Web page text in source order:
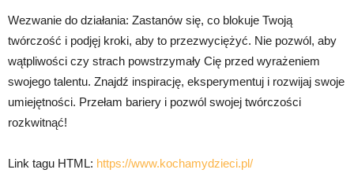
Wezwanie do działania: Zastanów się, co blokuje Twoją
twórczość i podjęj kroki, aby to przezwyciężyć. Nie pozwól, aby
wątpliwości czy strach powstrzymały Cię przed wyrażeniem
swojego talentu. Znajdź inspirację, eksperymentuj i rozwijaj swoje
umiejętności. Przełam bariery i pozwól swojej twórczości
rozkwitnąć!
Link tagu HTML: https://www.kochamydzieci.pl/